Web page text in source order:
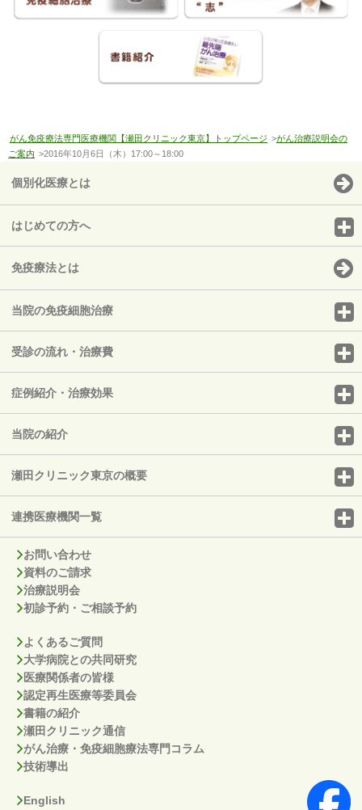
がん免疫療法専門医療機関【瀬田クリニック東京】トップページ >がん治療説明会の
ご案内 >2016年10月6日（木）17:00～18:00
個別化医療とは
はじめての方へ
免疫療法とは
当院の免疫細胞治療
受診の流れ・治療費
症例紹介・治療効果
当院の紹介
瀬田クリニック東京の概要
連携医療機関一覧
お問い合わせ
資料のご請求
治療説明会
初診予約・ご相談予約
よくあるご質問
大学病院との共同研究
医療関係者の皆様
認定再生医療等委員会
書籍の紹介
瀬田クリニック通信
がん治療・免疫細胞療法専門コラム
技術導出
English